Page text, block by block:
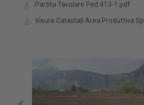
Partita Tavolare Ped 413-1.pdf
Visure Catastali Area Produttiva